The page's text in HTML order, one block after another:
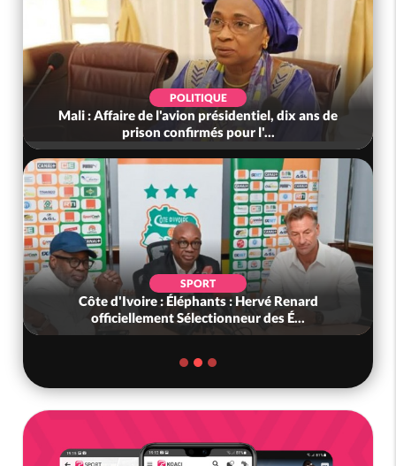
POLITIQUE
Côte d'Ivoire : Indépendance 2026, le
très attendu du PR Alassane...
SPORT
Côte d'Ivoire : Election FIF, le frère de feu Sidy
Diallo se lance dans la...